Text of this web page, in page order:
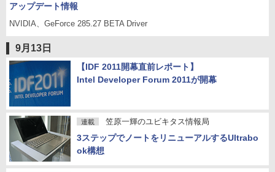
アップデート情報
NVIDIA、GeForce 285.27 BETA Driver
9月13日
【IDF 2011開幕直前レポート】
Intel Developer Forum 2011が開幕
連載 笠原一輝のユビキタス情報局
3ステップでノートをリニューアルするUltrabo
ok構想